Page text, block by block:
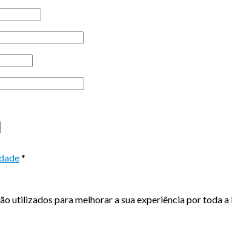
*
utilizados para melhorar a sua experiência por toda